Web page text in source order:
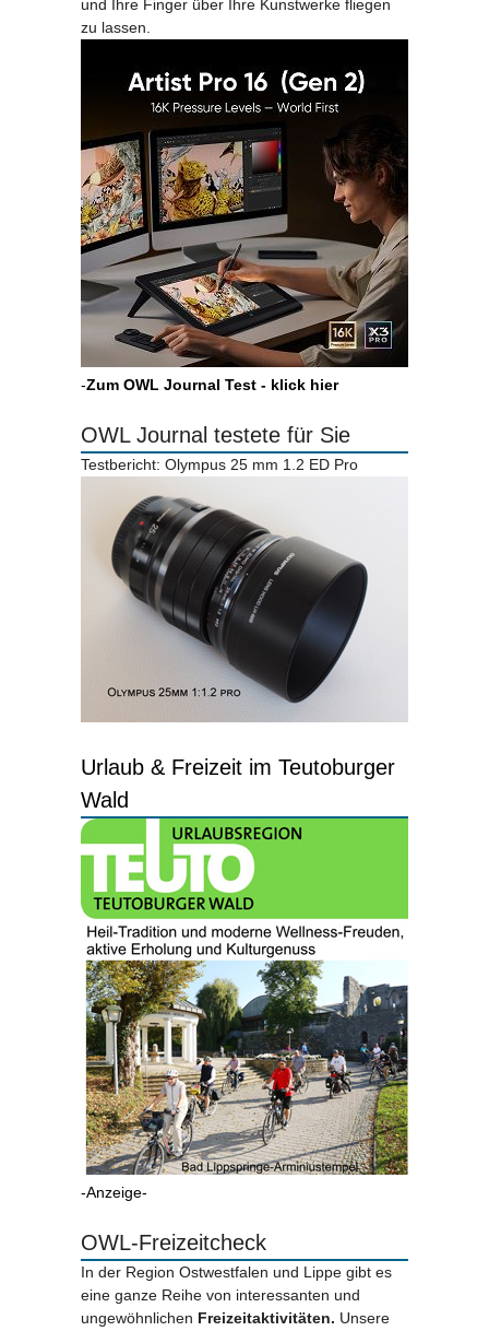
und Ihre Finger über Ihre Kunstwerke fliegen
zu lassen.
-Zum OWL Journal Test - klick hier
OWL Journal testete für Sie
Testbericht: Olympus 25 mm 1.2 ED Pro
Urlaub & Freizeit im Teutoburger
Wald
-Anzeige-
OWL-Freizeitcheck
In der Region Ostwestfalen und Lippe gibt es
eine ganze Reihe von interessanten und
ungewöhnlichen Freizeitaktivitäten. Unsere